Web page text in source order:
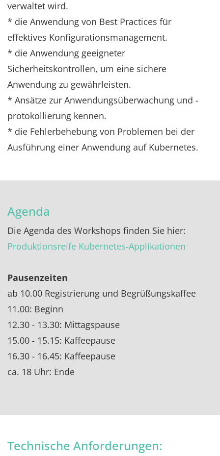
verwaltet wird.
* die Anwendung von Best Practices für
effektives Konfigurationsmanagement.
* die Anwendung geeigneter
Sicherheitskontrollen, um eine sichere
Anwendung zu gewährleisten.
* Ansätze zur Anwendungsüberwachung und -
protokollierung kennen.
* die Fehlerbehebung von Problemen bei der
Ausführung einer Anwendung auf Kubernetes.
Agenda
Die Agenda des Workshops finden Sie hier:
Produktionsreife Kubernetes-Applikationen
Pausenzeiten
ab 10.00 Registrierung und Begrüßungskaffee
11.00: Beginn
12.30 - 13.30: Mittagspause
15.00 - 15.15: Kaffeepause
16.30 - 16.45: Kaffeepause
ca. 18 Uhr: Ende
Technische Anforderungen: